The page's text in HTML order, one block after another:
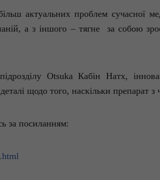
актуальнихпроблем сучасної
, а зіншого – тягне за собою
підрозділу Otsuka Кабін Натх,
деталі щодо того, наскільки препарат з
запосиланням: